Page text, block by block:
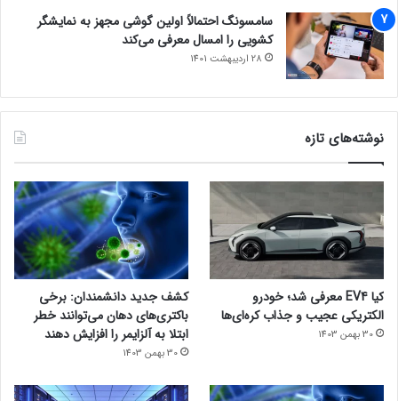
سامسونگ احتمالاً اولین گوشی مجهز به نمایشگر
کشویی را امسال معرفی می‌کند
28 اردیبهشت 1401
نوشته‌های تازه
کیا EV4 معرفی شد؛ خودرو
الکتریکی عجیب و جذاب کره‌ای‌ها
30 بهمن 1403
کشف جدید دانشمندان: برخی
باکتری‌های دهان می‌توانند خطر
ابتلا به آلزایمر را افزایش دهند
30 بهمن 1403